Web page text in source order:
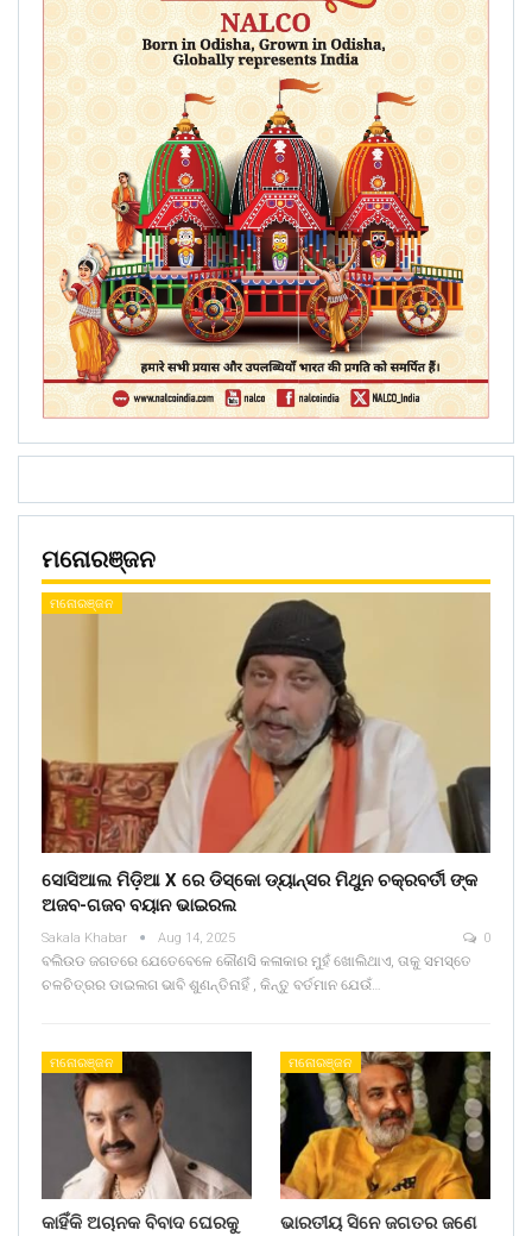
ମନୋରଞ୍ଜନ
ମନୋରଞ୍ଜନ
ସୋସିଆଲ ମିଡ଼ିଆ X ରେ ଡିସ୍କୋ ଡ୍ୟାନ୍ସର ମିଥୁନ ଚକ୍ରବର୍ତୀ ଙ୍କ
ଅଜବ-ଗଜବ ବୟାନ ଭାଇରଲ
Sakala Khabar Aug 14, 2025 0
ବଲିଉଡ ଜଗତରେ ଯେତେବେଳେ କୌଣସି କଳାକାର ମୁହଁ ଖୋଲିଥାଏ, ତାକୁ ସମସ୍ତେ
ଚଳଚିତ୍ରର ଡାଇଲଗ ଭାବି ଶୁଣନ୍ତିନାହିଁ , କିନ୍ତୁ ବର୍ତମାନ ଯେଉଁ…
ମନୋରଞ୍ଜନ
କାହିଁକି ଅଚାନକ ବିବାଦ ଘେରକୁ
ମନୋରଞ୍ଜନ
ଭାରତୀୟ ସିନେ ଜଗତର ଜଣେ